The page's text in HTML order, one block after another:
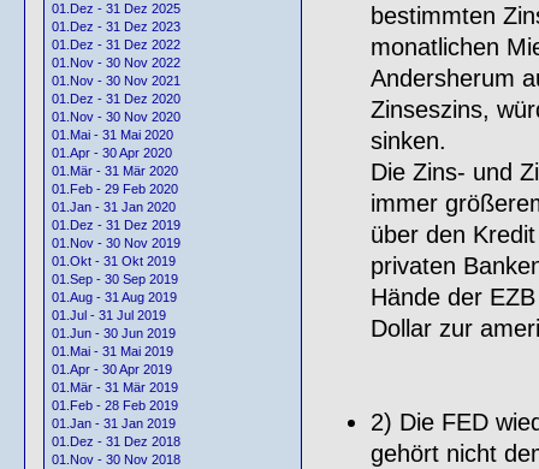
01.Dez - 31 Dez 2025
01.Dez - 31 Dez 2023
01.Dez - 31 Dez 2022
01.Nov - 30 Nov 2022
01.Nov - 30 Nov 2021
01.Dez - 31 Dez 2020
01.Nov - 30 Nov 2020
01.Mai - 31 Mai 2020
01.Apr - 30 Apr 2020
01.Mär - 31 Mär 2020
01.Feb - 29 Feb 2020
01.Jan - 31 Jan 2020
01.Dez - 31 Dez 2019
01.Nov - 30 Nov 2019
01.Okt - 31 Okt 2019
01.Sep - 30 Sep 2019
01.Aug - 31 Aug 2019
01.Jul - 31 Jul 2019
01.Jun - 30 Jun 2019
01.Mai - 31 Mai 2019
01.Apr - 30 Apr 2019
01.Mär - 31 Mär 2019
01.Feb - 28 Feb 2019
01.Jan - 31 Jan 2019
01.Dez - 31 Dez 2018
01.Nov - 30 Nov 2018
bestimmten
monatlichen
Andersherum
Zinseszins,
sinken.
Die Zins- und
immer
über den
privaten
Hände der
Dollar zur
2) Die FED
gehört nicht